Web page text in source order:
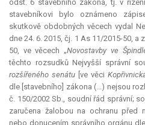
odst. 6 stavebního zákona, tj. v
stavebníkovi bylo oznámeno
skutkově obdobných věcech vydal
dne 24. 6. 2015, čj. 1 As 11/2015-50, a
50, ve věcech „Novostavby ve
těchto rozsudků Nejvyšší správní
rozšířeného senátu [ve věci
dle [stavebního] zákona (...) nejsou
č. 150/2002 Sb., soudní řád správní;
zaručena žalobou na ochranu před
nebo donucením správního orgánu